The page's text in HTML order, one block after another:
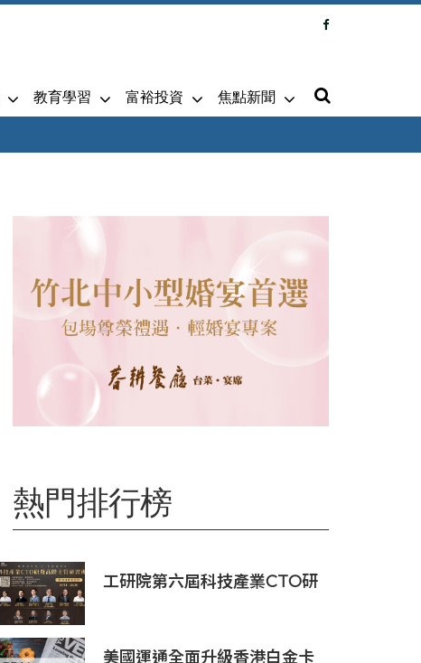
教育學習 富裕投資 焦點新聞
熱門排行榜
工研院第六屆科技產業CTO研
美國運通全面升級香港白金卡